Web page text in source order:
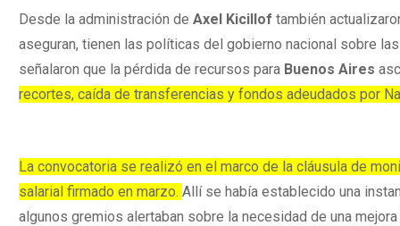
Desde la administración deAxel Kicillof también
aseguran, tienen las políticas del gobierno nacional sobre
señalaron que la pérdida de recursos para Buenos Aires
recortes, caída de transferencias y fondos adeudados por
La convocatoria se realizó en el marco de la cláusula de
salarial firmado en marzo.Allí se había establecido una
algunos gremios alertaban sobre la necesidad de una